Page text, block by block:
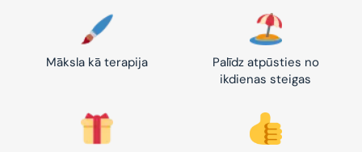
Māksla kā terapija
Palīdz atpūsties no
ikdienas steigas